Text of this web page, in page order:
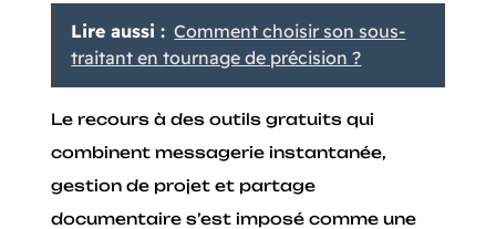
Lire aussi : Comment choisir son sous-
traitant en tournage de précision ?
Le recours à des outils gratuits qui
combinent messagerie instantanée,
gestion de projet et partage
documentaire s’est imposé comme une